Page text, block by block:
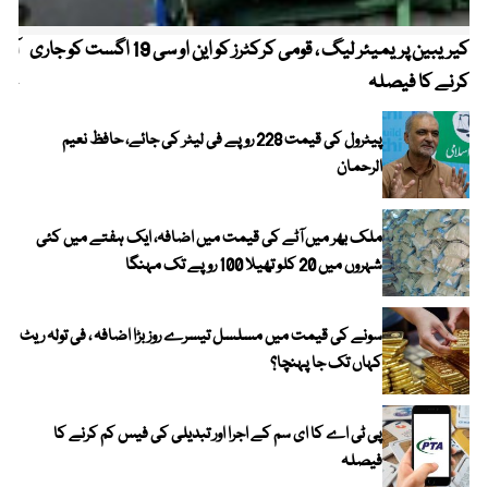
کیریبین پریمیئر لیگ ، قومی کرکٹرز کو این او سی 19 اگست کو جاری
کرنے کا فیصلہ
پیٹرول کی قیمت 228 روپے فی لیٹر کی جائے، حافظ نعیم
الرحمان
ملک بھر میں آٹے کی قیمت میں اضافہ، ایک ہفتے میں کئی
شہروں میں 20 کلو تھیلا 100 روپے تک مہنگا
سونے کی قیمت میں مسلسل تیسرے روز بڑا اضافہ ، فی تولہ ریٹ
کہاں تک جا پہنچا؟
پی ٹی اے کا ای سم کے اجرا اور تبدیلی کی فیس کم کرنے کا
فیصلہ